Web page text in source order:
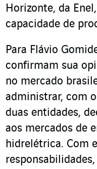
Horizonte, da
capacidade de
Para Flávio
confirmam sua
no mercado
administrar, com
duas entidades,
aos mercados de
hidrelétrica. Com